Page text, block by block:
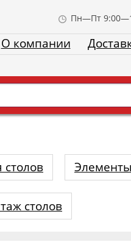
Пн—Пт
О компании
столов